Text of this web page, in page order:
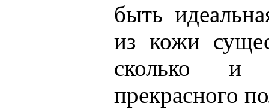
быть
из кожи
сколько и
прекрасного